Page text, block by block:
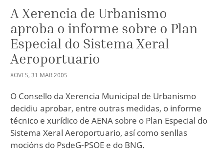
A Xerencia de Urbanismo
aproba o informe sobre o Plan
Especial do Sistema Xeral
Aeroportuario
XOVES, 31 MAR2005
O Consello da Xerencia Municipal de Urbanismo
decidiu aprobar, entre outras medidas, o informe
técnico e xurídico de AENA sobre o Plan Especial do
Sistema Xeral Aeroportuario, así como senllas
mocións do PsdeG-PSOE e do BNG.